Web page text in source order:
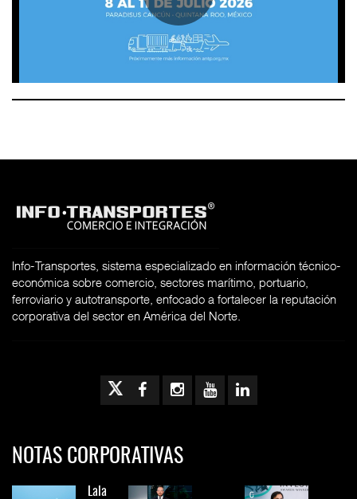
Info-Transportes, sistema especializado en información técnico-
económica sobre comercio, sectores marítimo, portuario,
ferroviario y autotransporte, enfocado a fortalecer la reputación
corporativa del sector en América del Norte.
NOTAS CORPORATIVAS
Lala